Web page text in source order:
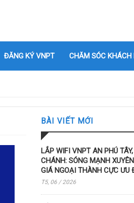
ĐĂNG KÝ VNPT CHĂM SÓC KHÁCH
BÀI VIẾT MỚI
LẮP WIFI VNPT AN PHÚ
CHÁNH: SÓNG MẠNH
GIÁ NGOẠI THÀNH CỰC ƯU
T5, 06 / 2026